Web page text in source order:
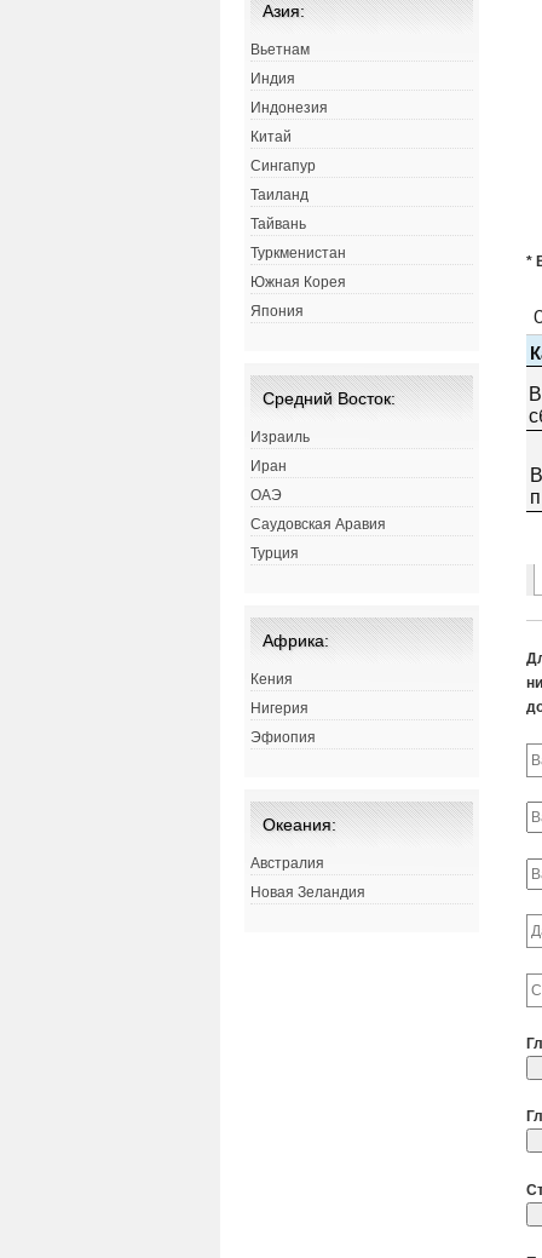
*
Азия:
Вьетнам
Индия
Индонезия
Китай
Сингапур
Таиланд
Тайвань
Туркменистан
Южная Корея
Япония
Средний Восток:
Израиль
Иран
ОАЭ
Саудовская Аравия
Турция
Африка:
Кения
Нигерия
Эфиопия
Океания:
Австралия
Новая Зеландия